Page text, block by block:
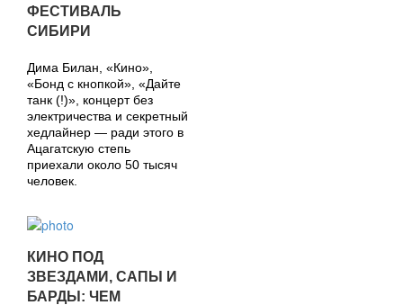
ФЕСТИВАЛЬ
СИБИРИ
Дима Билан, «Кино»,
«Бонд с кнопкой», «Дайте
танк (!)», концерт без
электричества и секретный
хедлайнер — ради этого в
Ацагатскую степь
приехали около 50 тысяч
человек.
КИНО ПОД
ЗВЕЗДАМИ, САПЫ И
БАРДЫ: ЧЕМ